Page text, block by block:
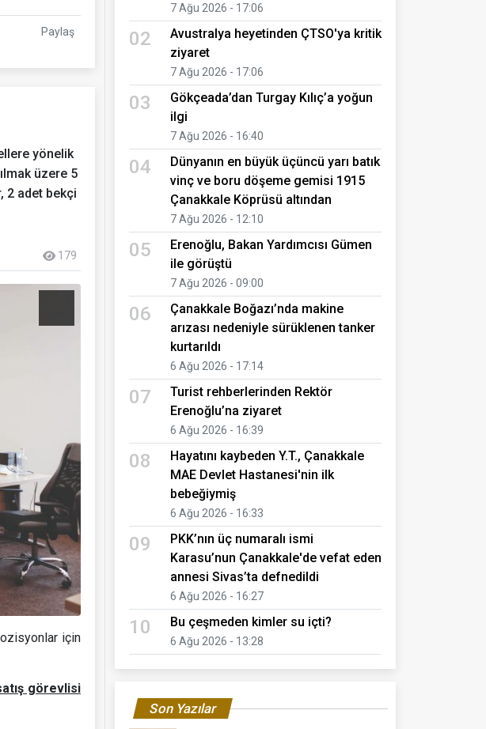
Paylaş
yönelik
üzere 5
2 adet bekçi
179
için
görevlisi
7 Ağu 2026 - 17:06
02
Avustralya heyetinden ÇTSO'ya kritik
ziyaret
7 Ağu 2026 - 17:06
03
Gökçeada’dan Turgay Kılıç’a yoğun
ilgi
7 Ağu 2026 - 16:40
04
Dünyanın en büyük üçüncü yarı batık
vinç ve boru döşeme gemisi 1915
Çanakkale Köprüsü altından
7 Ağu 2026 - 12:10
05
Erenoğlu, Bakan Yardımcısı Gümen
ile görüştü
7 Ağu 2026 - 09:00
06
Çanakkale Boğazı’nda makine
arızası nedeniyle sürüklenen tanker
kurtarıldı
6 Ağu 2026 - 17:14
07
Turist rehberlerinden Rektör
Erenoğlu’na ziyaret
6 Ağu 2026 - 16:39
08
Hayatını kaybeden Y.T., Çanakkale
MAE Devlet Hastanesi'nin ilk
bebeğiymiş
6 Ağu 2026 - 16:33
09
PKK’nın üç numaralı ismi
Karasu’nun Çanakkale'de vefat eden
annesi Sivas’ta defnedildi
6 Ağu 2026 - 16:27
10 Bu çeşmeden kimler su içti?
6 Ağu 2026 - 13:28
Son Yazılar